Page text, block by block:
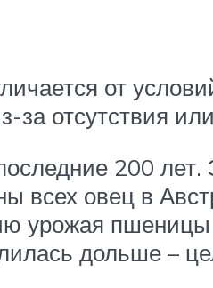
от
отсутствия
200
овец в
урожая
дольше –